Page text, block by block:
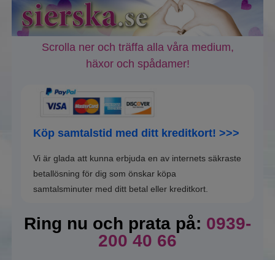
Kontakt
Betalningsalternativ
Köp- och användarvillkor
Scrolla ner och träffa alla våra medium,
häxor och spådamer!
Köp samtalstid med ditt kreditkort! >>>
Vi är glada att kunna erbjuda en av internets säkraste
betallösning för dig som önskar köpa
samtalsminuter med ditt betal eller kreditkort.
Ring nu och prata på: 0939-
200 40 66